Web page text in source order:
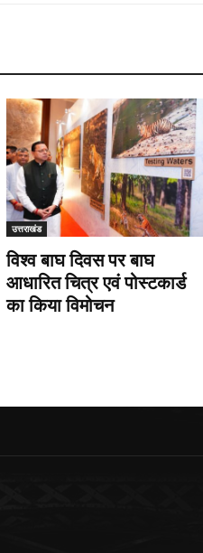
उत्तराखंड
विश्व बाघ दिवस पर बाघ
आधारित चित्र एवं पोस्टकार्ड
का किया विमोचन